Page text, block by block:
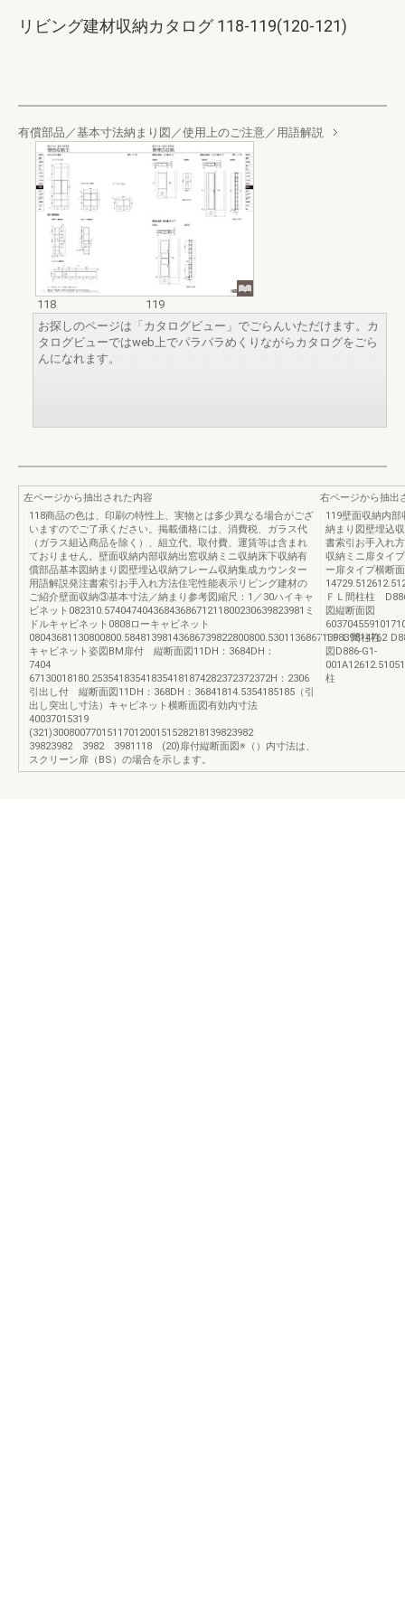
リビング建材収納カタログ 118-119(120-121)
有償部品／基本寸法納まり図／使用上のご注意／用語解説
118
119
お探しのページは「カタログビュー」でごらんいただけます。カ
タログビューではweb上でパラパラめくりながらカタログをごら
んになれます。
左ページから抽出された内容
118商品の色は、印刷の特性上、実物とは多少異なる場合がござ
いますのでご了承ください。掲載価格には、消費税、ガラス代
（ガラス組込商品を除く）、組立代、取付費、運賃等は含まれ
ておりません。壁面収納内部収納出窓収納ミニ収納床下収納有
償部品基本図納まり図壁埋込収納フレーム収納集成カウンター
用語解説発注書索引お手入れ方法住宅性能表示リビング建材の
ご紹介壁面収納③基本寸法／納まり参考図縮尺：1／30ハイキャ
ビネット082310.5740474043684368671211800230639823981ミ
ドルキャビネット0808ローキャビネット
08043681130800800.58481398143686739822800800.5301136867139839814762
キャビネット姿図BM扉付 縦断面図11DH：3684DH：
7404
67130018180.253541835418354181874282372372372H：2306
引出し付 縦断面図11DH：368DH：36841814.5354185185（引
出し突出し寸法）キャビネット横断面図有効内寸法
40037015319
(321)3008007701511701200151528218139823982
39823982 3982 3981118 (20)扉付縦断面図※（）内寸法は、
スクリーン扉（BS）の場合を示します。
右ページから抽出
119壁面収納内
納まり図壁埋込
書索引お手入れ
収納ミニ扉タイ
ー扉タイプ横断
ＦＬ間柱柱
図縦断面図
1ＦＬ間柱柱
図D886-G1-
柱